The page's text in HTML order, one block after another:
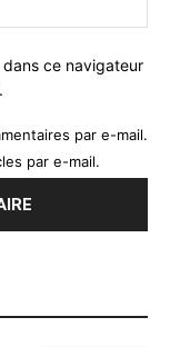
ce navigateur
par e-mail.
par e-mail.